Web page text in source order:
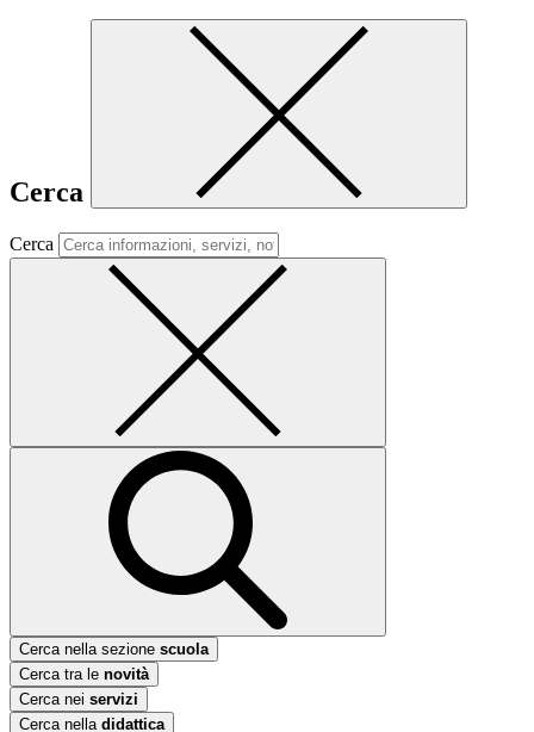
Cerca
Cerca
Cerca nella sezione scuola
Cerca tra le novità
Cerca nei servizi
Cerca nella didattica